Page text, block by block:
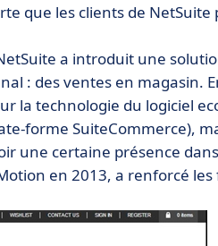
que les clients de
a introduit une
: des ventes en magasin.
la technologie du logiciel
forme SuiteCommerce),
une certaine présence
en 2013, a renforcé